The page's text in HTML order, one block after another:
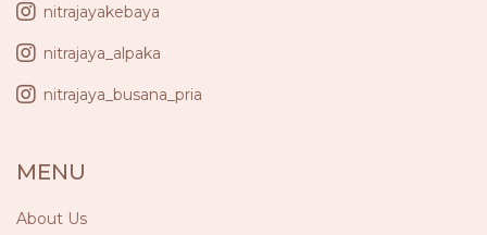
nitrajayakebaya
nitrajaya_alpaka
nitrajaya_busana_pria
MENU
About Us